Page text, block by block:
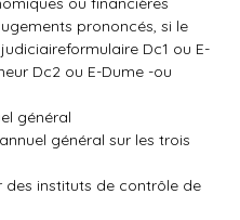
prononcés, si le
Dc1 ou E-
Dc2 ou E-Dume -ou
général
général sur les trois
des instituts de contrôle de